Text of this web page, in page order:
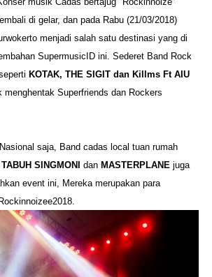
di gelar, dan pada Rabu (21/03/2018)
menjadi salah satu destinasi yang di
SupermusicID ini. Sederet Band Rock
KOTAK, THE SIGIT dan Killms Ft AIU
menghentak Superfriends dan Rockers
saja, Band cadas local tuan rumah
TABUH SINGMONIdan MASTERPLANE juga
event ini, Mereka merupakan para